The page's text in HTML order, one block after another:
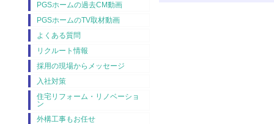
PGSホームの過去CM動画
PGSホームのTV取材動画
よくある質問
リクルート情報
採用の現場からメッセージ
入社対策
住宅リフォーム・リノベーショ
ン
外構工事もお任せ